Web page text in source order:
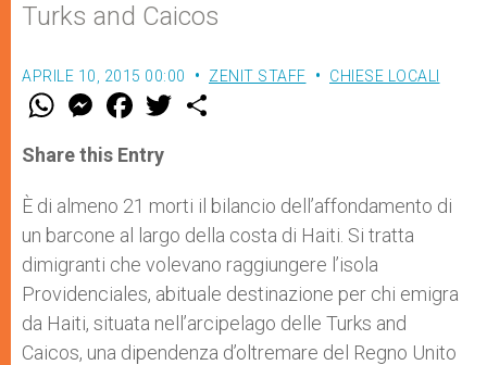
Turks and Caicos
APRILE 10, 2015 00:00 ZENIT STAFF CHIESE LOCALI
W
t
s
p
p
M
e
s
e
g
e
r
F
a
e
b
o
k
w
r
Share this Entry
È di almeno 21 morti il bilancio dell’affondamento di
un barcone al largo della costa di Haiti. Si tratta
dimigranti che volevano raggiungere l’isola
Providenciales, abituale destinazione per chi emigra
da Haiti, situata nell’arcipelago delle Turks and
Caicos, una dipendenza d’oltremare del Regno Unito